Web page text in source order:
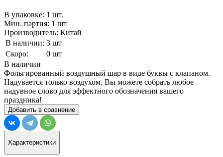
В упаковке: 1 шт.
Мин. партия: 1 шт
Производитель: Китай
В наличии: 3 шт
Скоро:
0 шт
В наличии
Фольгированный воздушный шар в виде буквы с клапаном.
Надувается только воздухом. Вы можете собрать любое
надувное слово для эффектного обозначения вашего
праздника!
Добавить в сравнение
Характеристики